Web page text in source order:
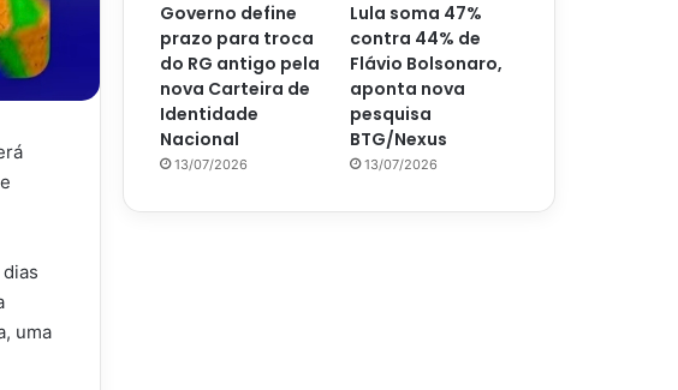
uma
Governo define
prazo para troca
do RG antigo pela
nova Carteira de
Identidade
Nacional
13/07/2026
Lula soma 47%
contra 44% de
Flávio Bolsonaro,
aponta nova
pesquisa
BTG/Nexus
13/07/2026